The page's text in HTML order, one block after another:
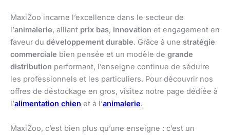
MaxiZoo incarne l’excellence dans le secteur de
l’animalerie, alliant prix bas, innovation et engagement en
faveur du développement durable. Grâce à une stratégie
commerciale bien pensée et un modèle de grande
distribution performant, l’enseigne continue de séduire
les professionnels et les particuliers. Pour découvrir nos
offres de déstockage en gros, visitez notre page dédiée à
l’alimentation chien et à l’animalerie.
MaxiZoo, c’est bien plus qu’une enseigne : c’est un